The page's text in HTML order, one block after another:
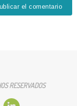
RESERVADOS